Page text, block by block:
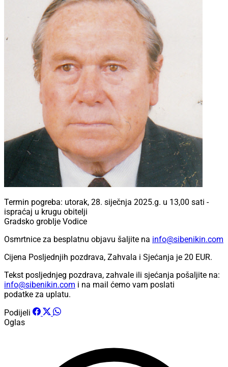
Termin pogreba: utorak, 28. siječnja 2025.g. u 13,00 sati -
ispraćaj u krugu obitelji
Gradsko groblje Vodice
Osmrtnice za besplatnu objavu šaljite na info@sibenikin.com
Cijena Posljednjih pozdrava, Zahvala i Sjećanja je 20 EUR.
Tekst posljednjeg pozdrava, zahvale ili sjećanja pošaljite na:
info@sibenikin.com i na mail ćemo vam poslati
podatke za uplatu.
Podijeli
Oglas